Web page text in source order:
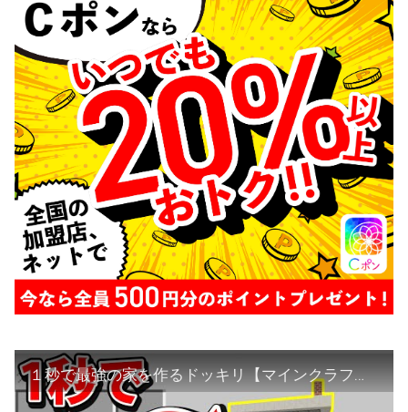
１秒で最強の家を作るドッキリ【マインクラフト】